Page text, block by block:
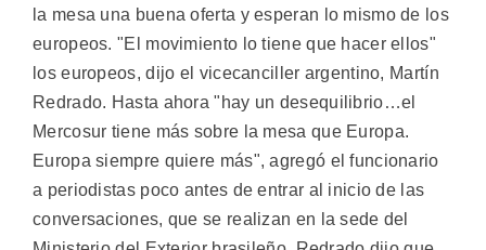
la mesa una buena oferta y esperan lo mismo de los
europeos. "El movimiento lo tiene que hacer ellos"
los europeos, dijo el vicecanciller argentino, Martín
Redrado. Hasta ahora "hay un desequilibrio…el
Mercosur tiene más sobre la mesa que Europa.
Europa siempre quiere más", agregó el funcionario
a periodistas poco antes de entrar al inicio de las
conversaciones, que se realizan en la sede del